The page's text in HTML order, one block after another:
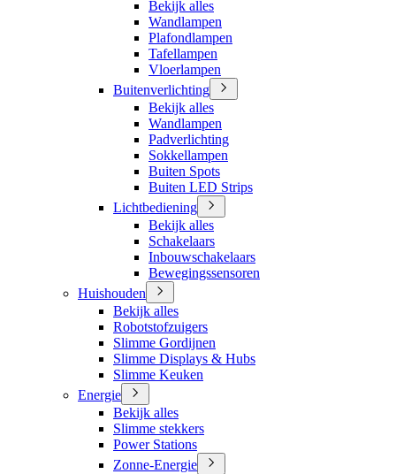
Bekijk alles
Wandlampen
Plafondlampen
Tafellampen
Vloerlampen
Buitenverlichting
Bekijk alles
Wandlampen
Padverlichting
Sokkellampen
Buiten Spots
Buiten LED Strips
Lichtbediening
Bekijk alles
Schakelaars
Inbouwschakelaars
Bewegingssensoren
Huishouden
Bekijk alles
Robotstofzuigers
Slimme Gordijnen
Slimme Displays & Hubs
Slimme Keuken
Energie
Bekijk alles
Slimme stekkers
Power Stations
Zonne-Energie